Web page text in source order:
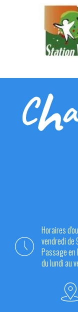
Horaires
vendredi de
Passage en
du lundi au